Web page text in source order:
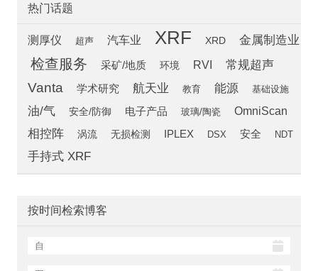
热门话题
测厚仪 超声 汽车业 XRF XRD 金属制造业
检查服务 采矿/地质 环境 RVI 常规超声
Vanta 学术研究 航天业 教育 能源 基础设施
油/气 安全/防御 电子产品 玻璃/陶瓷 OmniScan
相控阵 涡流 无损检测 IPLEX DSX 安全 NDT
手持式 XRF
按时间检索博客